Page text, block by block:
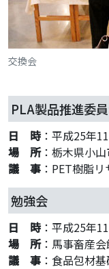
交換会
PLA製品推進委
日 時：平成25年
場 所：栃木県小山
議 事 ：PET樹脂
勉強会
日 時：平成25年
場 所：馬事畜産
議 事 ：食品包材